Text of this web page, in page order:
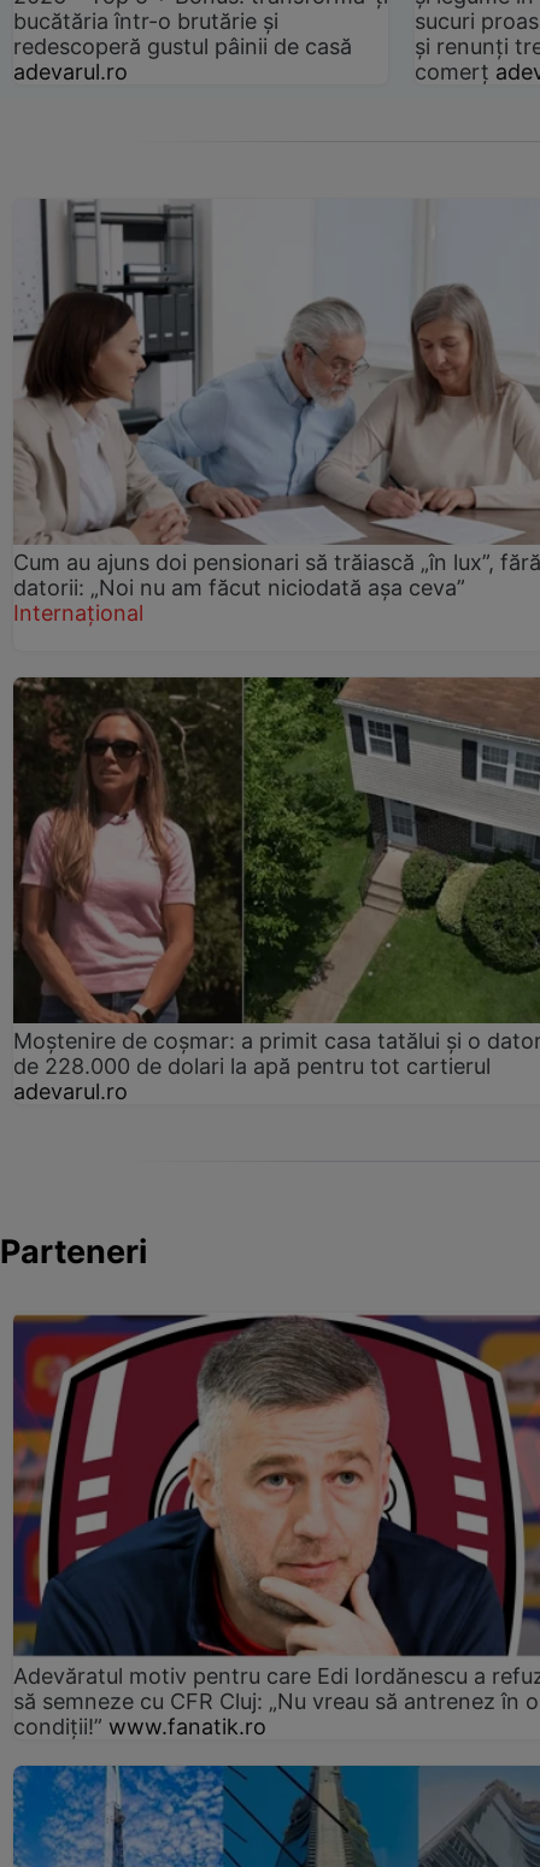
bucătăria într-o brutărie și
redescoperă gustul pâinii de casă
adevarul.ro
sucuri
și renunți
comerț
Cum au ajuns doi pensionari să trăiască „în lux”, fără
datorii: „Noi nu am făcut niciodată așa ceva”
Internațional
Moștenire de coșmar: a primit casa tatălui și o
de 228.000 de dolari la apă pentru tot cartierul
adevarul.ro
Parteneri
Adevăratul motiv pentru care Edi Iordănescu a
să semneze cu CFR Cluj: „Nu vreau să antrenez în
condiții!” www.fanatik.ro